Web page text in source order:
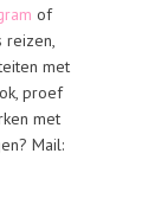
of
reizen,
met
proef
met
Mail: